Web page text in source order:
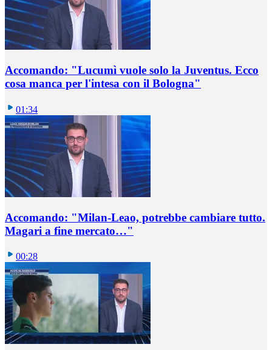
Accomando: "Lucumì vuole solo la Juventus. Ecco
cosa manca per l'intesa con il Bologna"
01:34
Accomando: "Milan-Leao, potrebbe cambiare tutto.
Magari a fine mercato…"
00:28